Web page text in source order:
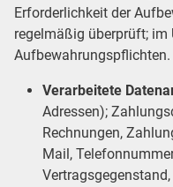
Erforderlichkeit der
regelmäßig überprüft; im
Aufbewahrungspflichten.
Verarbeitete
Adressen);
Rechnungen,
Mail,